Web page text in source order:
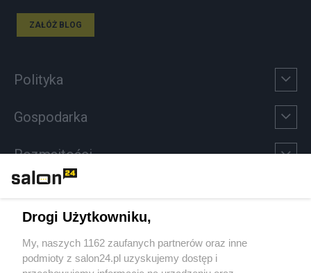
ZAŁÓŻ BLOG
Polityka
Gospodarka
Rozmaitości
Sport
Społeczeństwo
Drogi Użytkowniku,
My, naszych 1162 zaufanych partnerów oraz inne
podmioty z salon24.pl uzyskujemy dostęp i